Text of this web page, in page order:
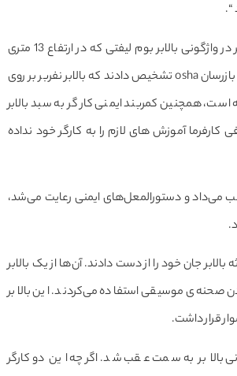
در سال 2016، یک کارگر در واژگونی بالابر بوم لیفتی که در ارتفاع 13 متری
جان خود را از دست داد. بازرسان osha تشخیص دادند که بالابر نفربر بر روی
همچنین کمربند ایمنی کارگر به سبد بالابر
آموزش های لازم را به کارگر خود نداده
و دستورالمعل‌های ایمنی رعایت می‌شد،
جان خود را از دست دادند. آن‌ها از یک بالابر
موسیقی استفاده می‌کردند. این بالابر
داشت.
به سمت عقب شد. اگرچه این دو کارگر